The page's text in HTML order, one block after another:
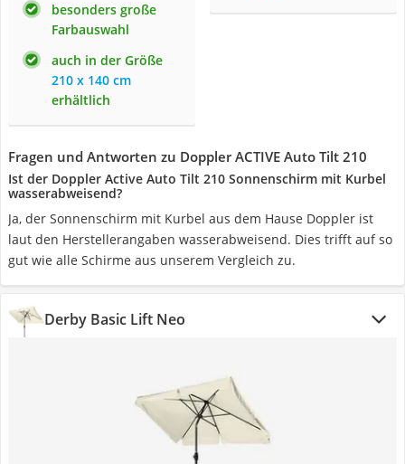
besonders große
Farbauswahl
auch in der Größe
210 x 140 cm
erhältlich
Fragen und Antworten zu Doppler ACTIVE Auto Tilt 210
Ist der Doppler Active Auto Tilt 210 Sonnenschirm mit Kurbel
wasserabweisend?
Ja, der Sonnenschirm mit Kurbel aus dem Hause Doppler ist
laut den Herstellerangaben wasserabweisend. Dies trifft auf so
gut wie alle Schirme aus unserem Vergleich zu.
Derby Basic Lift Neo